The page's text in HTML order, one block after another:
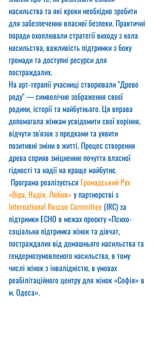
насильства та які кроки необхідно зробити
для забезпечення власної безпеки. Практичні
поради охоплювали стратегії виходу з кола
насильства, важливість підтримки з боку
громади та доступні ресурси для
постраждалих.
На арт-терапії учасниці створювали "Древо
роду" — символічне зображення своєї
родини, історії та майбутнього. Ця вправа
допомагала жінкам усвідомити свої коріння,
відчути зв'язок з предками та уявити
позитивні зміни в житті. Процес створення
древа сприяв зміцненню почуття власної
гідності та надії на краще майбутнє.
Програма реалізується Громадський Рух
«Віра, Надія, Любов» у партнерстві з
International Rescue Committee (IRC) за
підтримки ECHO в межах проєкту «Психо-
соціальна підтримка жінок та дівчат,
постраждалих від домашнього насильства та
гендернозумовленого насильства, в тому
числі жінок з інвалідністю, в умовах
реабілітаційного центру для жінок «Софія» в
м. Одеса».